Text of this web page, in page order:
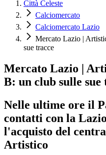
Città Celeste
Calciomercato
Calciomercato Lazio
Mercato Lazio |
sue tracce
Mercato Lazio |
B: un club sulle sue
Nelle ultime ore il
contatti con la
l'acquisto del
Artistico